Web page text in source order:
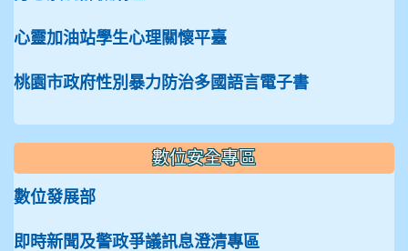
心靈加油站學生心理關懷平臺
桃園市政府性別暴力防治多國語言電子書
數位安全專區
數位發展部
即時新聞及警政爭議訊息澄清專區